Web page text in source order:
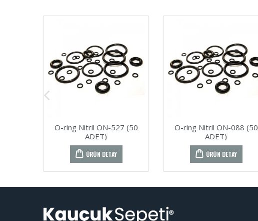
O-ring Nitril ON-527 (50
ADET)
ÜRÜN DETAY
O-ring Nitril ON-088 (50
ADET)
ÜRÜN DETAY